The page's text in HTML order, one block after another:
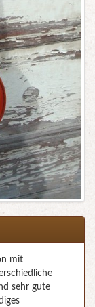
mit
sehr gute